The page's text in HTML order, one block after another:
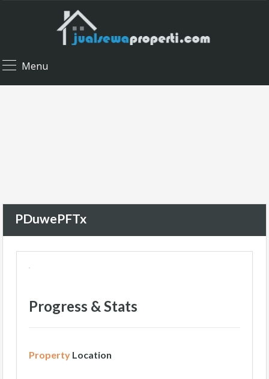
Menu
PDuwePFTx
Progress & Stats
Property Location